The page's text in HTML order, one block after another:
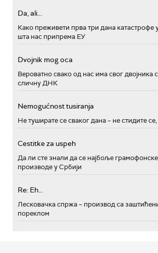
Da, ali...
Како преживети прва три дана катастрофе
шта нас припрема ЕУ
Dvojnik mog oca
Вероватно свако од нас има свог двојника
сличну ДНК
Nemogućnost tusiranja
Не туширате се сваког дана – не стидите се,
Cestitke za uspeh
Да ли сте знали да се најбоље
производе у Србији
Re: Eh...
Лесковачка спржа – производ са
пореклом